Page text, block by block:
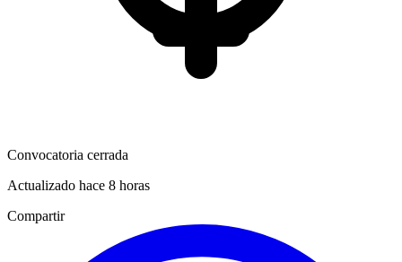
Convocatoria cerrada
Actualizado hace 8 horas
Compartir